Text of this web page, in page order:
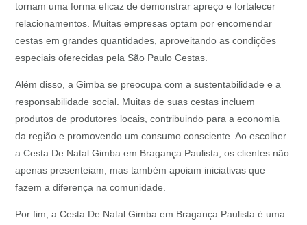
tornam uma forma eficaz de demonstrar apreço e fortalecer
relacionamentos. Muitas empresas optam por encomendar
cestas em grandes quantidades, aproveitando as condições
especiais oferecidas pela São Paulo Cestas.
Além disso, a Gimba se preocupa com a sustentabilidade e a
responsabilidade social. Muitas de suas cestas incluem
produtos de produtores locais, contribuindo para a economia
da região e promovendo um consumo consciente. Ao escolher
a Cesta De Natal Gimba em Bragança Paulista, os clientes não
apenas presenteiam, mas também apoiam iniciativas que
fazem a diferença na comunidade.
Por fim, a Cesta De Natal Gimba em Bragança Paulista é uma